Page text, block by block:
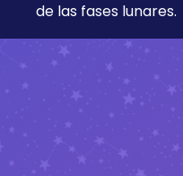
de las fases lunares.